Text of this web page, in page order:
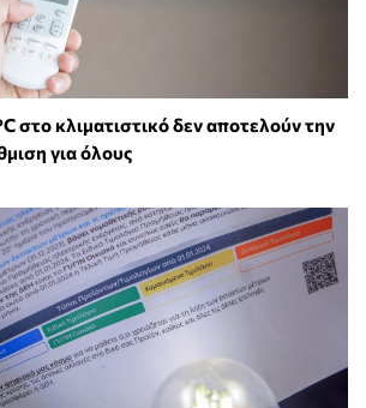
στο κλιματιστικό δεν αποτελούν την
για όλους